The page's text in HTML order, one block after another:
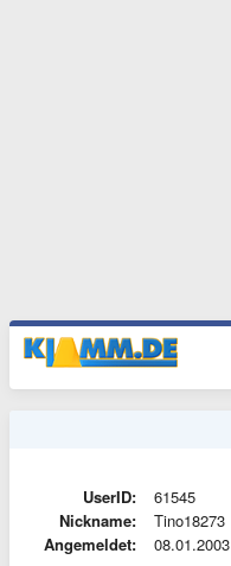
UserID:
61545
Nickname:
Tino18273
Angemeldet:
08.01.2003